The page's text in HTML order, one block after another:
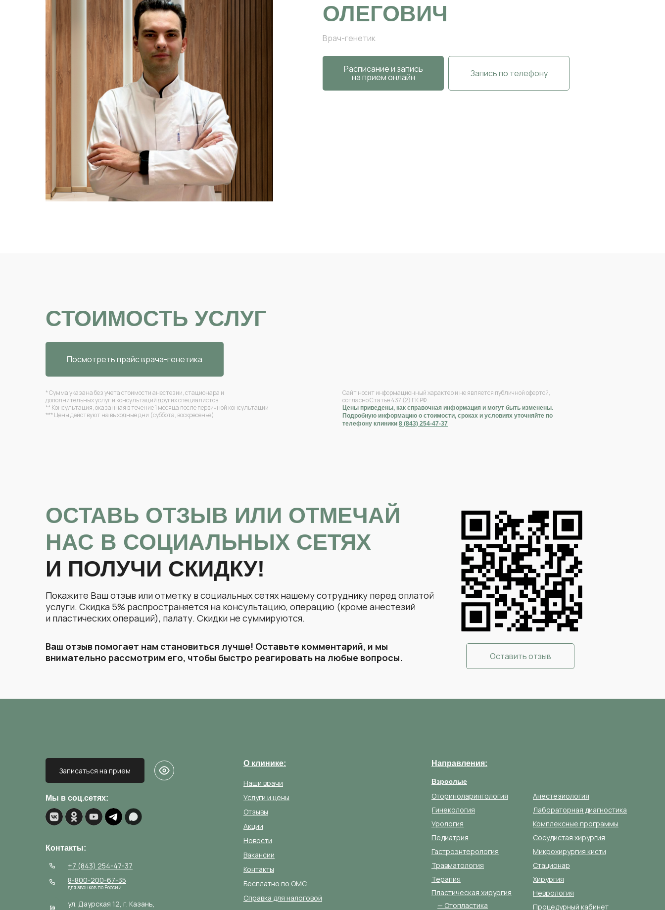
Врач-генетик
ОЛЕГОВИЧ
Расписание и запись
на прием онлайн Запись по телефону
СТОИМОСТЬ УСЛУГ
Посмотреть прайс врача-генетика
* Сумма указана без учета стоимости анестезии, стационара и
дополнительных услуг и консультаций других специалистов
** Консультация, оказанная в течение 1 месяца после первичной консультации
*** Цены действуют на выходные дни (суббота, воскресенье)
Сайт носит информационный характер и не является публичной офертой,
согласно Статье 437 (2) ГК РФ.
Цены приведены, как справочная информация и могут быть изменены.
Подробную информацию о стоимости, сроках и условиях уточняйте по
телефону клиники 8 (843) 254-47-37
Прием (осмотр, консультация) врача-генетика первичный 3 000*
Прием (осмотр, консультация) врача-генетика повторный 2 000*
Оставить отзыв
Покажите Ваш отзыв или отметку в социальных сетях нашему сотруднику перед оплатой
услуги. Скидка 5% распространяется на консультацию, операцию (кроме анестезий
и пластических операций), палату. Скидки не суммируются.
Ваш отзыв помогает нам становиться лучше! Оставьте комментарий, и мы
внимательно рассмотрим его, чтобы быстро реагировать на любые вопросы.
ОСТАВЬ ОТЗЫВ ИЛИ ОТМЕЧАЙ
НАС В СОЦИАЛЬНЫХ СЕТЯХ
И ПОЛУЧИ СКИДКУ!
Записаться на прием
Мы в соц.сетях:
О клинике: Направления:
Взрослые
Наши врачи
Оториноларингология
Услуги и цены
Гинекология
Отзывы
Контакты:
Урология
Акции
Педиатрия
Новости
Гастроэнтерология
Вакансии
Травматология
Анестезиология
ул. Даурская 12, г. Казань,
— Отопластика
+7 (843) 254-47-37 Контакты
Пластическая хирургия
Лабораторная диагностика
Стационар
Бесплатно по ОМС
Справка для налоговой
Терапия
Комплексные программы
Хирургия
для звонков по России
8-800-200-67-35
Процедурный кабинет
Сосудистая хирургия
Неврология
Микрохирургия кисти